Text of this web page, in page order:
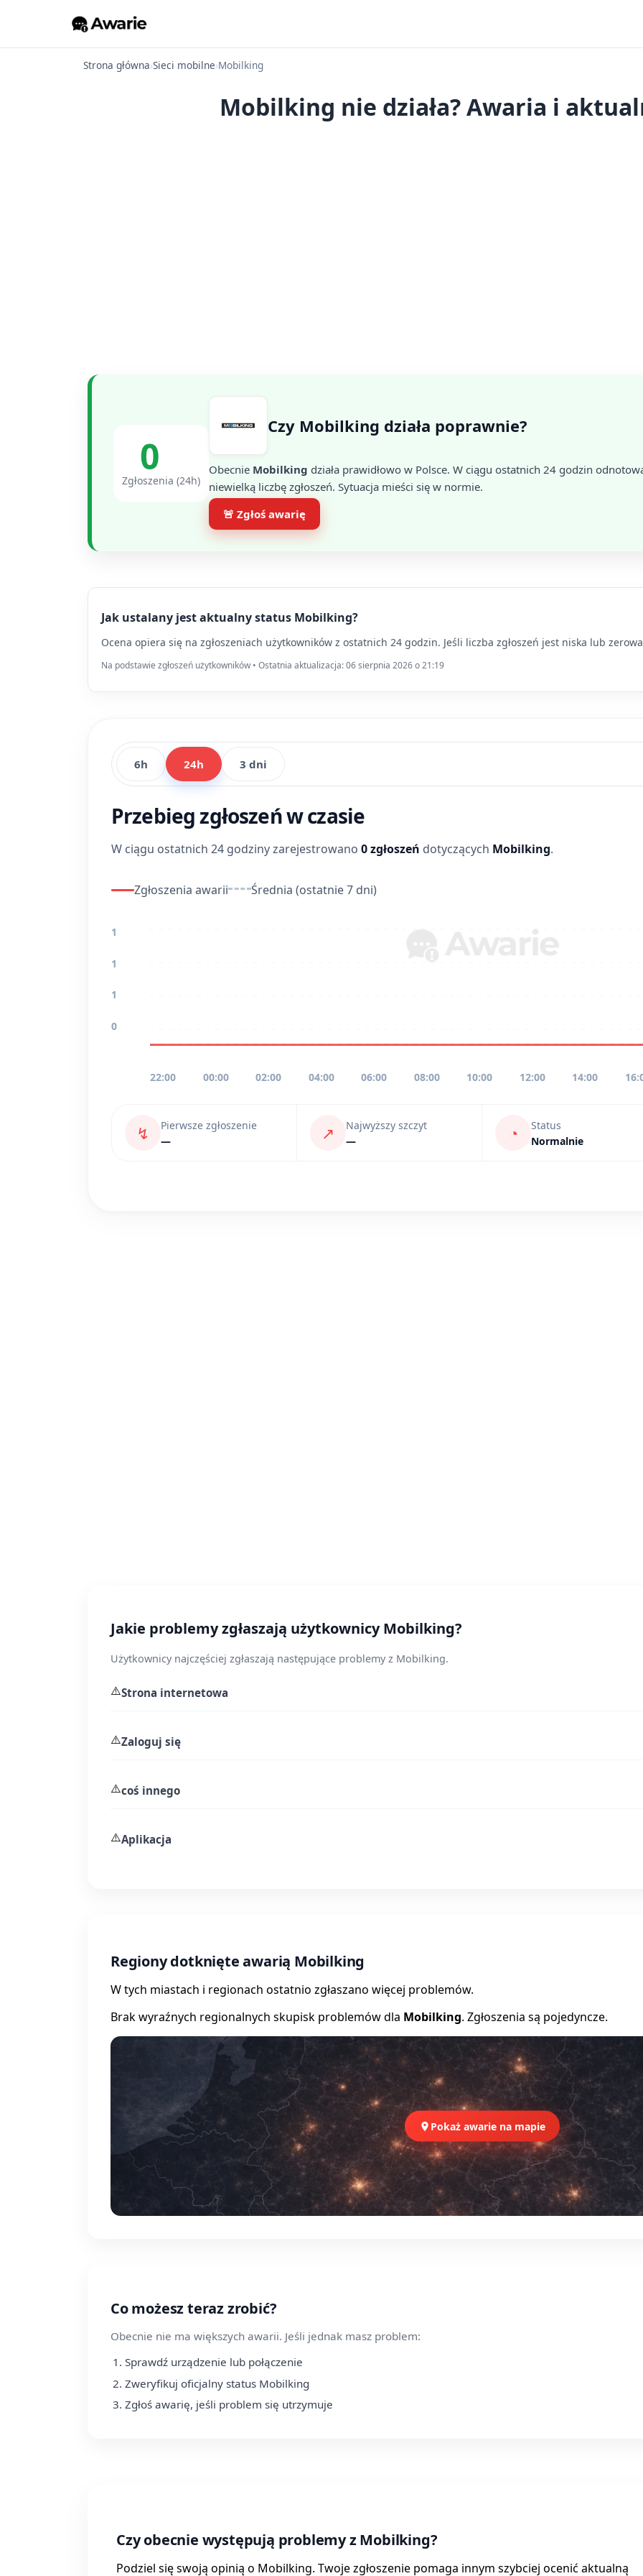
Strona główna›Sieci mobilne›Mobilking
Mobilking nie działa? Awaria i
0
Zgłoszenia (24h)
Czy Mobilking działa poprawnie?
Obecnie Mobilking działa prawidłowo w Polsce. W ciągu ostatnich 24 godzin
niewielką liczbę zgłoszeń. Sytuacja mieści się w normie.
🚨 Zgłoś awarię
Jak ustalany jest aktualny status Mobilking?
Ocena opiera się na zgłoszeniach użytkowników z ostatnich 24 godzin. Jeśli liczba zgłoszeń jest niska lub
Na podstawie zgłoszeń użytkowników • Ostatnia aktualizacja: 06 sierpnia 2026 o 21:19
6h 24h 3 dni
Przebieg zgłoszeń w czasie
W ciągu ostatnich 24 godziny zarejestrowano 0 zgłoszeń dotyczących Mobilking.
Zgłoszenia awarii Średnia (ostatnie 7 dni)
1
1
1
0
22:00 00:00 02:00 04:00 06:00 08:00 10:00 12:00 14:00
↯
Pierwsze zgłoszenie
—
↗
Najwyższy szczyt
—
◔
Status
Normalnie
Jakie problemy zgłaszają użytkownicy Mobilking?
Użytkownicy najczęściej zgłaszają następujące problemy z Mobilking.
⚠️Strona internetowa
⚠️Zaloguj się
⚠️coś innego
⚠️Aplikacja
Regiony dotknięte awarią Mobilking
W tych miastach i regionach ostatnio zgłaszano więcej problemów.
Brak wyraźnych regionalnych skupisk problemów dla Mobilking. Zgłoszenia są pojedyncze.
Pokaż awarie na mapie
Co możesz teraz zrobić?
Obecnie nie ma większych awarii. Jeśli jednak masz problem:
Sprawdź urządzenie lub połączenie
Zweryfikuj oficjalny status Mobilking
Zgłoś awarię, jeśli problem się utrzymuje
Czy obecnie występują problemy z Mobilking?
Podziel się swoją opinią o Mobilking. Twoje zgłoszenie pomaga innym szybciej ocenić aktualną